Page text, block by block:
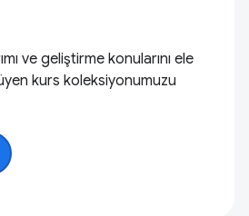
ve geliştirme konularını ele
kurs koleksiyonumuzu